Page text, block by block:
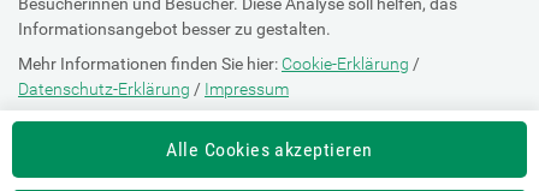
Informationsangebot besser zu gestalten.
Mehr Informationen finden Sie hier: Cookie-Erklärung /
Datenschutz-Erklärung / Impressum
Die Einstellung können Sie jederzeit auf der Seite "Cookie-Erklärung"
Alle Cookies akzeptieren
Technische Unterstützung
DATENSCHUTZ
Cookie-Erklärung
Datenschutz-Erklärung